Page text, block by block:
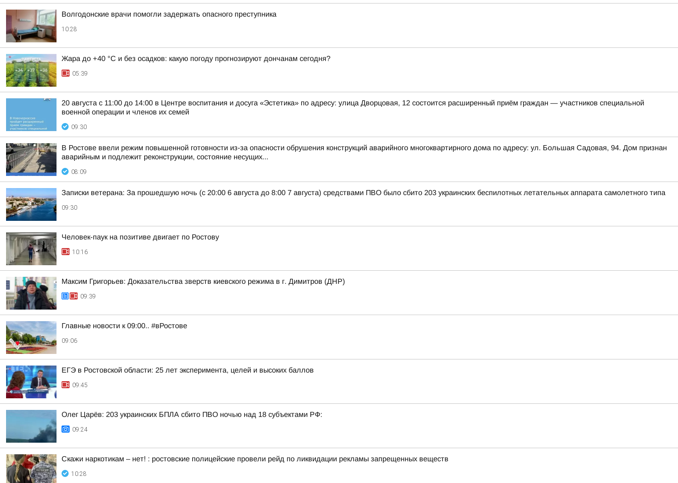
Волгодонские врачи помогли задержать опасного преступника
10:28
Жара до +40 °С и без осадков: какую погоду прогнозируют дончанам сегодня?
05:39
20 августа с 11:00 до 14:00 в Центре воспитания и досуга «Эстетика» по адресу: улица Дворцовая, 12 состоится расширенный приём граждан — участников специальной
военной операции и членов их семей
09:30
В Ростове ввели режим повышенной готовности из-за опасности обрушения конструкций аварийного многоквартирного дома по адресу: ул. Большая Садовая, 94. Дом признан
аварийным и подлежит реконструкции, состояние несущих...
08:09
Записки ветерана: За прошедшую ночь (с 20:00 6 августа до 8:00 7 августа) средствами ПВО было сбито 203 украинских беспилотных летательных аппарата самолетного типа
09:30
Человек-паук на позитиве двигает по Ростову
10:16
Максим Григорьев: Доказательства зверств киевского режима в г. Димитров (ДНР)
09:39
Главные новости к 09:00.. #вРостове
09:06
ЕГЭ в Ростовской области: 25 лет эксперимента, целей и высоких баллов
09:45
Олег Царёв: 203 украинских БПЛА сбито ПВО ночью над 18 субъектами РФ:
09:24
Скажи наркотикам – нет! : ростовские полицейские провели рейд по ликвидации рекламы запрещенных веществ
10:28